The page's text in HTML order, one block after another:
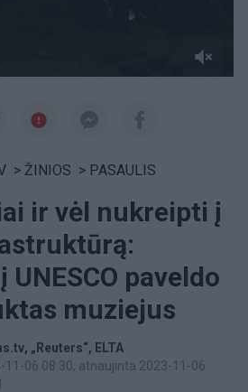
> ŽINIOS > PASAULIS
ir vėl nukreipti į
paveldo
muziejus
„Reuters“
ELTA
11-06 08:30, atnaujinta 2023-11-06